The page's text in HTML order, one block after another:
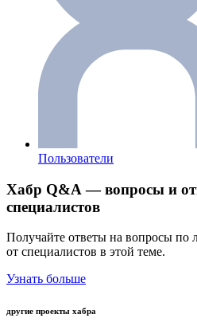
Пользователи
Хабр Q&A — вопросы и
специалистов
Получайте ответы на вопросы по
от специалистов в этой теме.
Узнать больше
другие проекты хабра